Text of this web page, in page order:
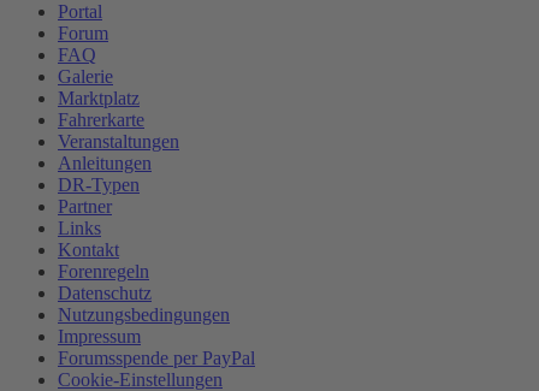
Portal
Forum
FAQ
Galerie
Marktplatz
Fahrerkarte
Veranstaltungen
Anleitungen
DR-Typen
Partner
Links
Kontakt
Forenregeln
Datenschutz
Nutzungsbedingungen
Impressum
Forumsspende per PayPal
Cookie-Einstellungen